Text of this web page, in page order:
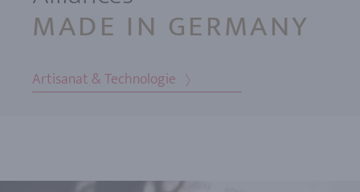
MADE IN GERMANY
Artisanat & Technologie